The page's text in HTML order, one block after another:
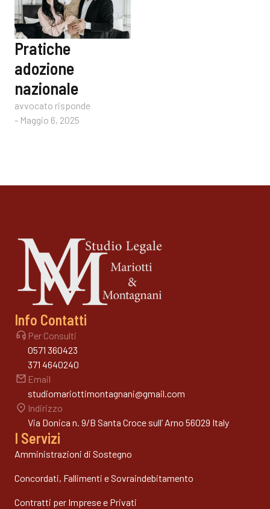
Pratiche
adozione
nazionale
avvocato risponde
- Maggio 6, 2025
Info Contatti
Per Consulti
0571 360423
371 4640240
Email
studiomariottimontagnani@gmail.com
Indirizzo
Via Donica n. 9/B Santa Croce sull’ Arno 56029 Italy
I Servizi
Amministrazioni di Sostegno
Concordati, Fallimenti e Sovraindebitamento
Contratti per Imprese e Privati